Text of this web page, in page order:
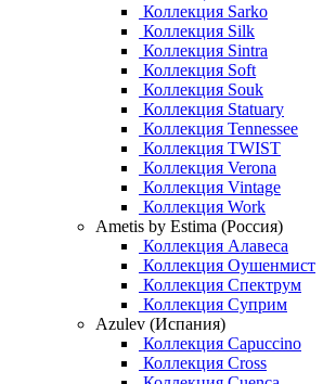
Коллекция Sarko
Коллекция Silk
Коллекция Sintra
Коллекция Soft
Коллекция Souk
Коллекция Statuary
Коллекция Tennessee
Коллекция TWIST
Коллекция Verona
Коллекция Vintage
Коллекция Work
Ametis by Estima (Россия)
Коллекция Алавеса
Коллекция Оушенмист
Коллекция Спектрум
Коллекция Суприм
Azulev (Испания)
Коллекция Capuccino
Коллекция Cross